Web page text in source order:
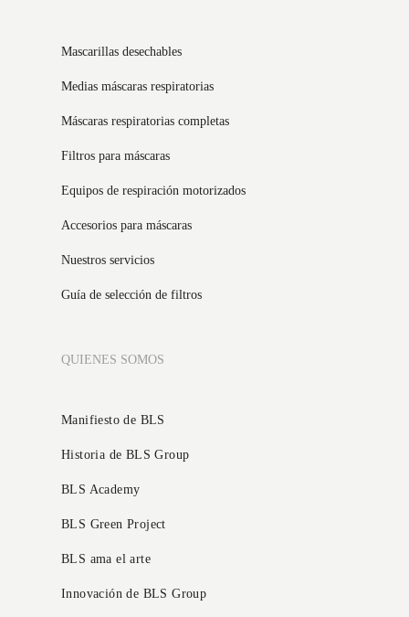
Mascarillas desechables
Medias máscaras respiratorias
Máscaras respiratorias completas
Filtros para máscaras
Equipos de respiración motorizados
Accesorios para máscaras
Nuestros servicios
Guía de selección de filtros
QUIENES SOMOS
Manifiesto de BLS
Historia de BLS Group
BLS Academy
BLS Green Project
BLS ama el arte
Innovación de BLS Group